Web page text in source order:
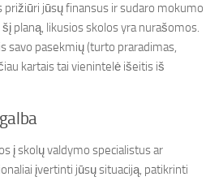
jūsų finansus ir sudaro mokumo
planą, likusios skolos yra nurašomos.
savo pasekmių (turto praradimas,
kartais tai vienintelė išeitis iš
į skolų valdymo specialistus ar
įvertinti jūsų situaciją, patikrinti